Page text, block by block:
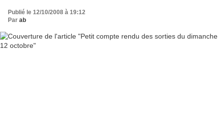
Publié le 12/10/2008 à 19:12
Par ab